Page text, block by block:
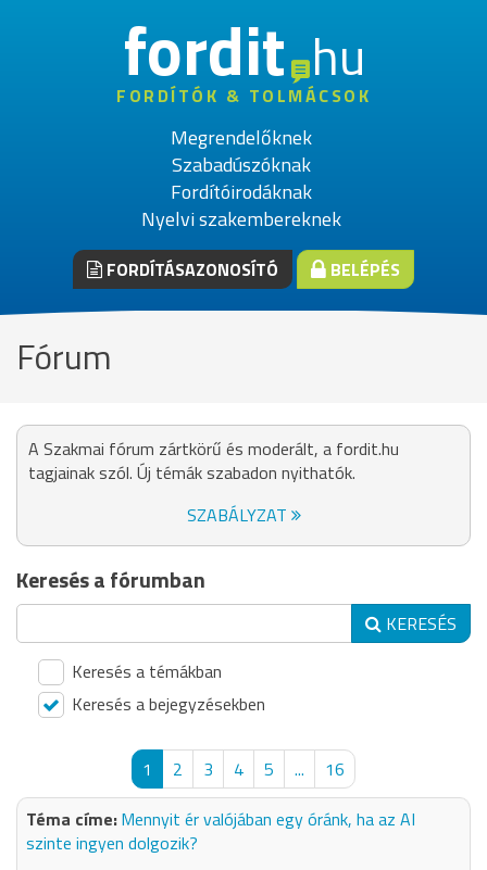
fordithu
FORDÍTÓK & TOLMÁCSOK
Megrendelőknek
Szabadúszóknak
Fordítóirodáknak
Nyelvi szakembereknek
FORDÍTÁSAZONOSÍTÓ BELÉPÉS
Fórum
A Szakmai fórum zártkörű és moderált, a fordit.hu
tagjainak szól. Új témák szabadon nyithatók.
SZABÁLYZAT
Keresés a fórumban
KERESÉS
Keresés a témákban
Keresés a bejegyzésekben
1 2 3 4 5 ...
16
Mennyit ér valójában egy óránk, ha az AI
szinte ingyen dolgozik?